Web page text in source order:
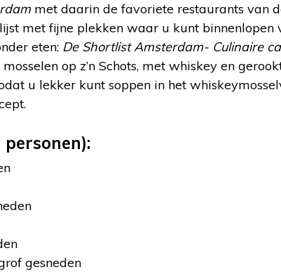
met daarin de favoriete restaurants van
met fijne plekken waar u kunt binnenlopen
eten: De Shortlist Amsterdam- Culinaire
op z’n Schots, met whiskey en
u lekker kunt soppen in het
gesneden